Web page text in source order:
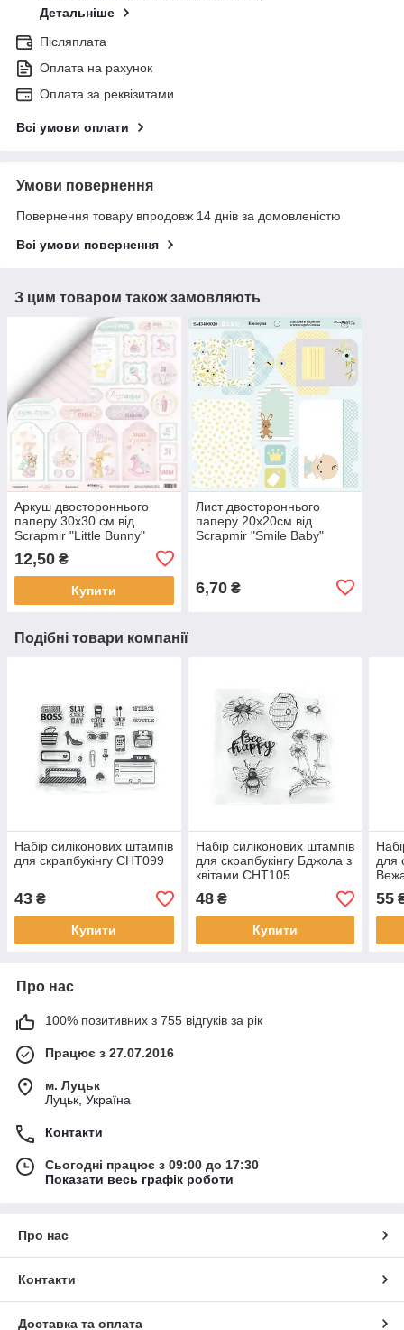
Детальніше
Післяплата
Оплата на рахунок
Оплата за реквізитами
Всі умови оплати
Умови повернення
Повернення товару впродовж 14 днів за домовленістю
Всі умови повернення
З цим товаром також замовляють
Аркуш двостороннього
паперу 30х30 см від
Scrapmir "Little Bunny"
SM2400010
12,50 ₴
Купити
Лист двостороннього
паперу 20х20см від
Scrapmir "Smile Baby"
6,70₴
Подібні товари компанії
Набір силіконових штампів
для скрапбукінгу CHT099
43 ₴
Купити
Набір силіконових штампів
для скрапбукінгу Бджола з
квітами CHT105
48₴
Купити
для
55
Про нас
100% позитивних з 755 відгуків за рік
Працює з 27.07.2016
м. Луцьк
Луцьк, Україна
Контакти
Сьогодні працює з 09:00 до 17:30
Показати весь графік роботи
Про нас
Контакти
Доставка та оплата